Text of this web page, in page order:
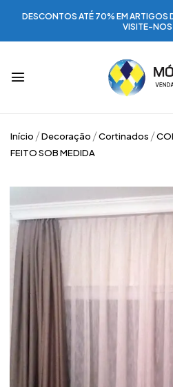
DESCONTOS ATÉ 70% EM ARTIGOS
VISITE-
Início Decoração Cortinados
FEITO SOB MEDIDA